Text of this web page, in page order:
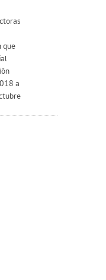
que
a